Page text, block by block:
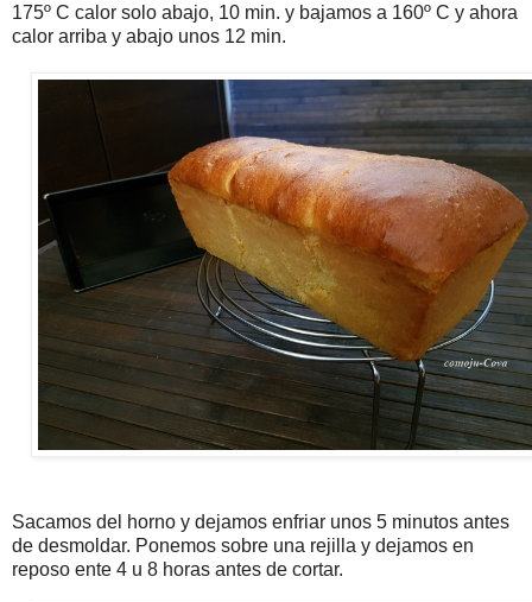
175º C calor solo abajo, 10 min. y bajamos a 160º C y ahora
calor arriba y abajo unos 12 min.
Sacamos del horno y dejamos enfriar unos 5 minutos antes
de desmoldar. Ponemos sobre una rejilla y dejamos en
reposo ente 4 u 8 horas antes de cortar.